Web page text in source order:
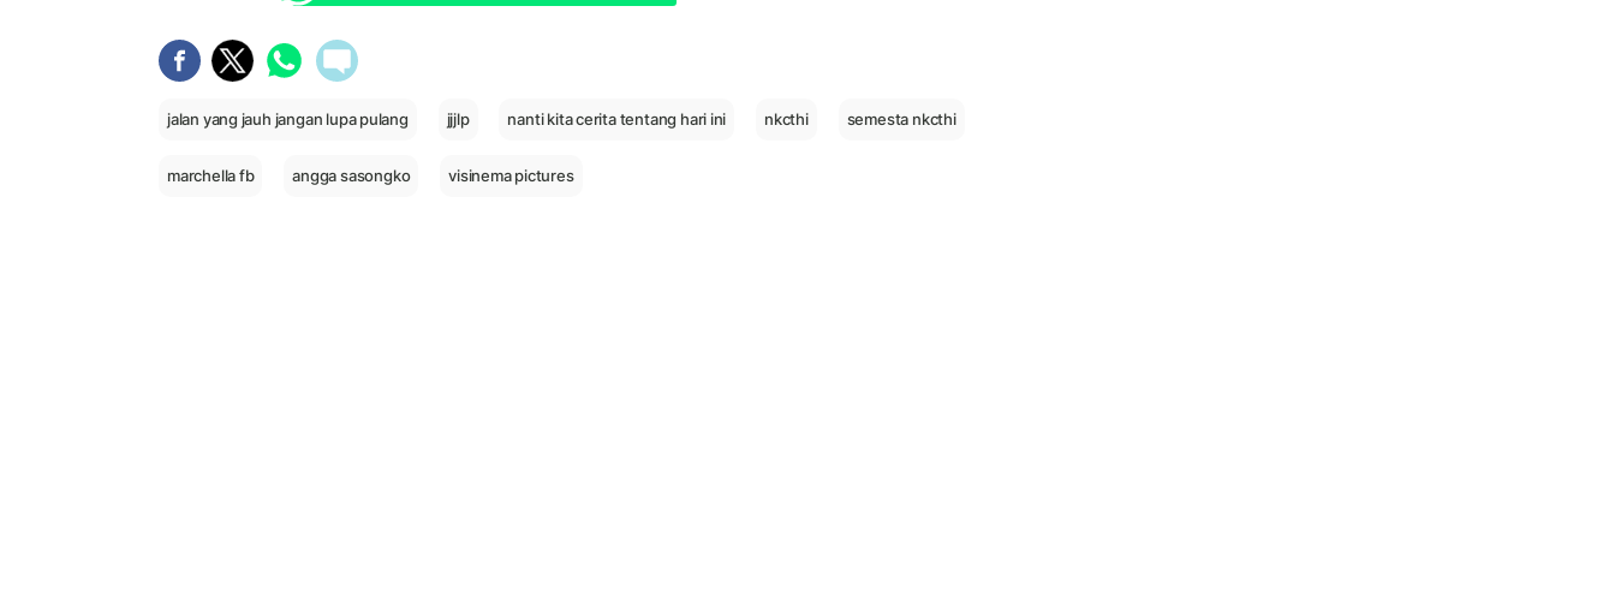
jalan yang jauh jangan lupa pulang jjjlp nanti kita cerita tentang hari ini nkcthi semesta nkcthi
marchella fb angga sasongko visinema pictures